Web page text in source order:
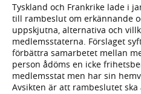
Tyskland och Frankrike lade i
till rambeslut om erkännande
uppskjutna, alternativa och
medlemsstaterna. Förslaget
förbättra samarbetet mellan
person ådöms en icke
medlemsstat men har sin
Avsikten är att rambeslutet